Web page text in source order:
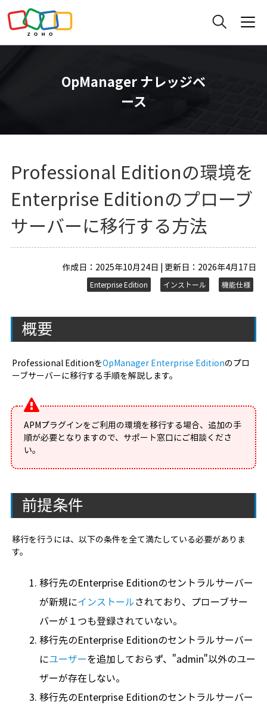
OpManager ナレッジベ
ース
Professional Editionの環境を
Enterprise Editionのプローブ
サーバーに移行する方法
作成日：2025年10月24日 | 更新日：2026年4月17日
Enterprise Edition インストール 機能仕様
概要
Professional EditionをOpManager Enterprise Editionのプロ
ーブサーバーに移行する手順を解説します。
APMプラグインをご利用の環境を移行する場合、追加の手
順が必要となりますので、サポート窓口にご相談くださ
い。
前提条件
移行を行うには、以下の条件を全て満たしている必要がありま
す。
移行先のEnterprise Editionのセントラルサーバー
が新規にインストールされており、プローブサー
バーが１つも登録されていない。
移行先のEnterprise Editionのセントラルサーバー
にユーザーを追加しておらず、"admin"以外のユー
ザーが存在しない。
移行先のEnterprise Editionのセントラルサーバー